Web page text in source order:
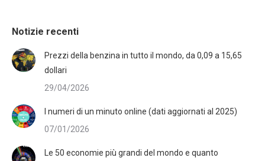
Notizie recenti
Prezzi della benzina in tutto il mondo, da 0,09 a 15,65
dollari
29/04/2026
I numeri di un minuto online (dati aggiornati al 2025)
07/01/2026
Le 50 economie più grandi del mondo e quanto